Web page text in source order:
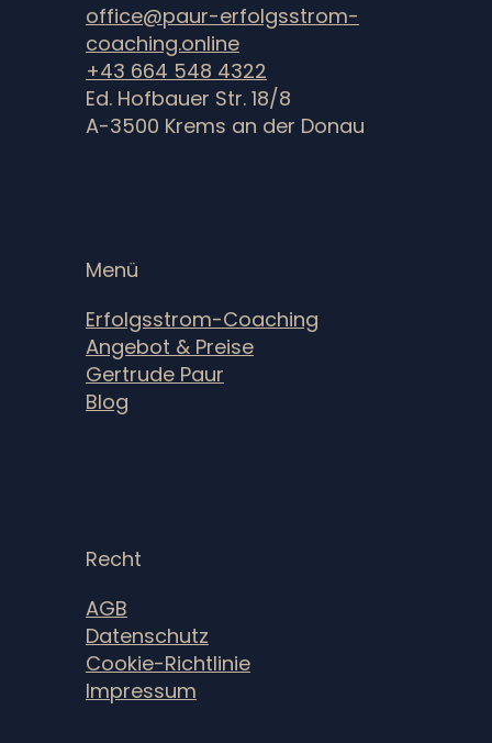
office@paur-erfolgsstrom-
coaching.online
+43 664 548 4322
Ed. Hofbauer Str. 18/8
A-3500 Krems an der Donau
Menü
Erfolgsstrom-Coaching
Angebot & Preise
Gertrude Paur
Blog
Recht
AGB
Datenschutz
Cookie-Richtlinie
Impressum